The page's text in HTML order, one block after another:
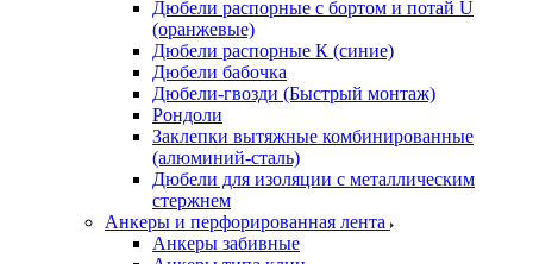
Дюбели распорные c бортом и потай U
(оранжевые)
Дюбели распорные К (синие)
Дюбели бабочка
Дюбели-гвозди (Быстрый монтаж)
Рондоли
Заклепки вытяжные комбинированные
(алюминий-сталь)
Дюбели для изоляции с металлическим
стержнем
Анкеры и перфорированная лента
Анкеры забивные